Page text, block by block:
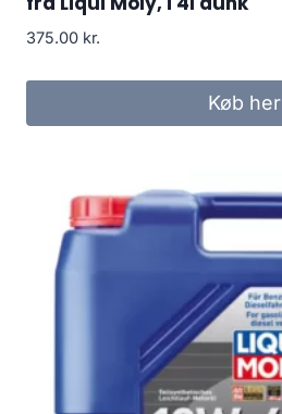
375.00 kr.
Køb her